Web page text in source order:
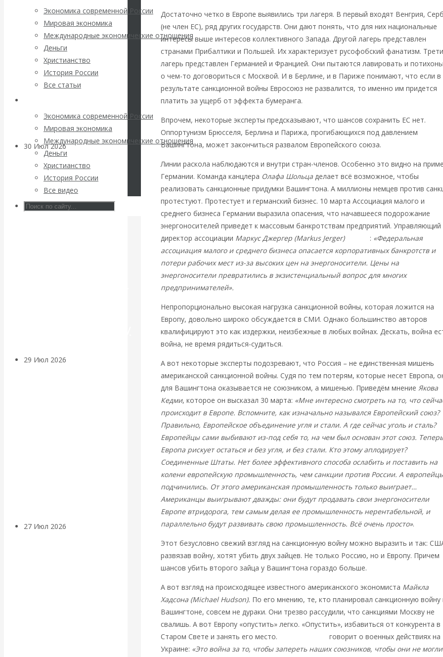
Экономика современной России
Мировая экономика
Международные экономические отношения
Деньги
Христианство
История России
Все статьи
Экономика современной России
Мировая экономика
Международные экономические отношения
Деньги
Христианство
История России
Все видео
финансовых
рынках?
Минфины хотят
быть главнее
Центробанков?
30 Июл 2026Цифровая
экономика
Валентин
Катасонов.
29 Июл 2026
27 Июл 2026
Достаточно четко в Европе выявились три лагеря. В первый входят Венгрия,
(не член ЕС), ряд других государств. Они дают понять, что для них национальные
интересы выше интересов коллективного Запада. Другой лагерь представлен
странами Прибалтики и Польшей. Их характеризует русофобский фанатизм.
лагерь представлен Германией и Францией. Они пытаются лавировать и
о чем-то договориться с Москвой. И в Берлине, и в Париже понимают, что если в
результате санкционной войны Евросоюз не развалится, то именно им придется
платить за ущерб от эффекта бумеранга.
Впрочем, некоторые эксперты предсказывают, что шансов сохранить ЕС нет.
Оппортунизм Брюсселя, Берлина и Парижа, прогибающихся под давлением
Вашингтона, может закончиться развалом Европейского союза.
Линии раскола наблюдаются и внутри стран-членов. Особенно это видно на
Германии. Команда канцлера Олафа Шольца делает всё возможное, чтобы
реализовать санкционные придумки Вашингтона. А миллионы немцев против
протестуют. Протестует и германский бизнес. 10 марта Ассоциация малого и
среднего бизнеса Германии выразила опасения, что начавшееся подорожание
энергоносителей приведет к массовым банкротствам предприятий. Управляющий
директор ассоциации Маркус Джергер (Markus Jerger) : «Федеральная
ассоциация малого и среднего бизнеса опасается корпоративных банкротств и
потери рабочих мест из-за высоких цен на энергоносители. Цены на
энергоносители превратились в экзистенциальный вопрос для многих
предпринимателей».
Непропорционально высокая нагрузка санкционной войны, которая ложится на
Европу, довольно широко обсуждается в СМИ. Однако большинство авторов
квалифицируют это как издержки, неизбежные в любых войнах. Дескать, война
война, не время рядиться-судиться.
А вот некоторые эксперты подозревают, что Россия – не единственная мишень
американской санкционной войны. Судя по тем потерям, которые несет Европа,
для Вашингтона оказывается не союзником, а мишенью. Приведём мнениеЯкова
Кедми, которое он высказал 30 марта: «Мне интересно смотреть на то, что
происходит в Европе. Вспомните, как изначально назывался Европейский союз?
Правильно, Европейское объединение угля и стали. А где сейчас уголь и сталь?
Европейцы сами выбивают из-под себя то, на чем был основан этот союз. Теперь
Европа рискует остаться и без угля, и без стали. Кто этому аплодирует?
Соединенные Штаты. Нет более эффективного способа ослабить и поставить на
колени европейскую промышленность, чем санкции против России. А
подчинились. От этого американская промышленность только выиграет…
Американцы выигрывают дважды: они будут продавать свои энергоносители
Европе втридорога, тем самым делая ее промышленность нерентабельной, и
параллельно будут развивать свою промышленность. Всё очень просто».
Этот безусловно свежий взгляд на санкционную войну можно выразить и так:
развязав войну, хотят убить двух зайцев. Не только Россию, но и Европу. Причем
шансов убить второго зайца у Вашингтона гораздо больше.
А вот взгляд на происходящее известного американского экономиста Майкла
Хадсона (Michael Hudson). По его мнению, те, кто планировал санкционную войну
Вашингтоне, совсем не дураки. Они трезво рассудили, что санкциями Москву не
свалишь. А вот Европу «опустить» легко. «Опустить», избавиться от конкурента в
Старом Свете и занять его место.
говорит о военных действиях на
Украине: «Это война за то, чтобы запереть наших союзников, чтобы они не могли